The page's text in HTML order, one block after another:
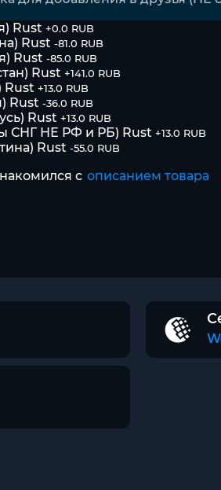
Rust +0.0 RUB
Rust -81.0 RUB
Rust -85.0 RUB
Rust +141.0 RUB
Rust +13.0 RUB
Rust -36.0 RUB
Rust +13.0 RUB
СНГ НЕ РФ и РБ) Rust +13.0 RUB
Rust -55.0 RUB
с описанием товара